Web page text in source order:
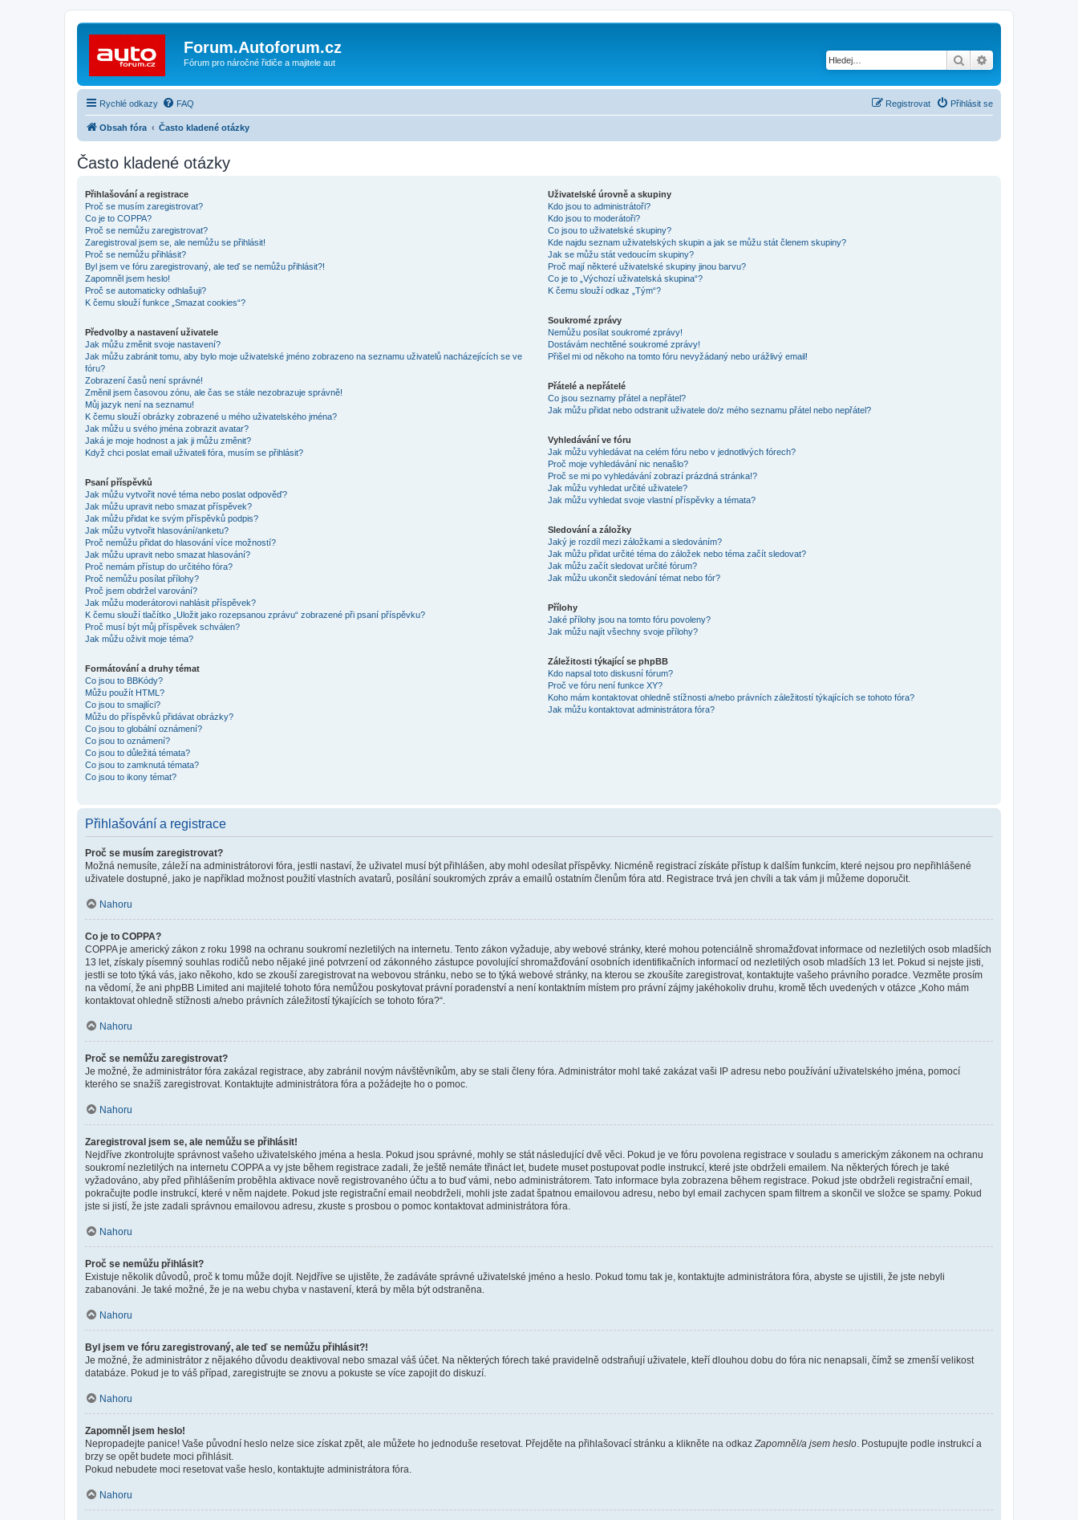
Forum.Autoforum.cz
Fórum pro náročné řidiče a majitele aut Hledat
Rychlé odkazy FAQ Přihlásit se
Registrovat
Obsah fóra Často kladené otázky
Často kladené otázky
Přihlašování a registrace
Proč se musím zaregistrovat?
Co je to COPPA?
Proč se nemůžu zaregistrovat?
Zaregistroval jsem se, ale nemůžu se přihlásit!
Proč se nemůžu přihlásit?
Byl jsem ve fóru zaregistrovaný, ale teď se nemůžu přihlásit?!
Zapomněl jsem heslo!
Proč se automaticky odhlašuji?
K čemu slouží funkce „Smazat cookies“?
Předvolby a nastavení uživatele
Jak můžu změnit svoje nastavení?
Jak můžu zabránit tomu, aby bylo moje uživatelské jméno zobrazeno na seznamu uživatelů nacházejících se ve
fóru?
Zobrazení časů není správné!
Změnil jsem časovou zónu, ale čas se stále nezobrazuje správně!
Můj jazyk není na seznamu!
K čemu slouží obrázky zobrazené u mého uživatelského jména?
Jak můžu u svého jména zobrazit avatar?
Jaká je moje hodnost a jak ji můžu změnit?
Když chci poslat email uživateli fóra, musím se přihlásit?
Psaní příspěvků
Jak můžu vytvořit nové téma nebo poslat odpověď?
Jak můžu upravit nebo smazat příspěvek?
Jak můžu přidat ke svým příspěvků podpis?
Jak můžu vytvořit hlasování/anketu?
Proč nemůžu přidat do hlasování více možností?
Jak můžu upravit nebo smazat hlasování?
Proč nemám přístup do určitého fóra?
Proč nemůžu posílat přílohy?
Proč jsem obdržel varování?
Jak můžu moderátorovi nahlásit příspěvek?
K čemu slouží tlačítko „Uložit jako rozepsanou zprávu“ zobrazené při psaní příspěvku?
Proč musí být můj příspěvek schválen?
Jak můžu oživit moje téma?
Formátování a druhy témat
Co jsou to BBKódy?
Můžu použít HTML?
Co jsou to smajlíci?
Můžu do příspěvků přidávat obrázky?
Co jsou to globální oznámení?
Co jsou to oznámení?
Co jsou to důležitá témata?
Co jsou to zamknutá témata?
Co jsou to ikony témat?
Uživatelské úrovně a skupiny
Kdo jsou to administrátoři?
Kdo jsou to moderátoři?
Co jsou to uživatelské skupiny?
Kde najdu seznam uživatelských skupin a jak se můžu stát členem skupiny?
Jak se můžu stát vedoucím skupiny?
Proč mají některé uživatelské skupiny jinou barvu?
Co je to „Výchozí uživatelská skupina“?
K čemu slouží odkaz „Tým“?
Soukromé zprávy
Nemůžu posílat soukromé zprávy!
Dostávám nechtěné soukromé zprávy!
Přišel mi od někoho na tomto fóru nevyžádaný nebo urážlivý email!
Přátelé a nepřátelé
Co jsou seznamy přátel a nepřátel?
Jak můžu přidat nebo odstranit uživatele do/z mého seznamu přátel nebo nepřátel?
Vyhledávání ve fóru
Jak můžu vyhledávat na celém fóru nebo v jednotlivých fórech?
Proč moje vyhledávání nic nenašlo?
Proč se mi po vyhledávání zobrazí prázdná stránka!?
Jak můžu vyhledat určité uživatele?
Jak můžu vyhledat svoje vlastní příspěvky a témata?
Sledování a záložky
Jaký je rozdíl mezi záložkami a sledováním?
Jak můžu přidat určité téma do záložek nebo téma začít sledovat?
Jak můžu začít sledovat určité fórum?
Jak můžu ukončit sledování témat nebo fór?
Přílohy
Jaké přílohy jsou na tomto fóru povoleny?
Jak můžu najít všechny svoje přílohy?
Záležitosti týkající se phpBB
Kdo napsal toto diskusní fórum?
Proč ve fóru není funkce XY?
Koho mám kontaktovat ohledně stížnosti a/nebo právních záležitostí týkajících se tohoto fóra?
Jak můžu kontaktovat administrátora fóra?
Přihlašování a registrace
Proč se musím zaregistrovat?
Možná nemusíte, záleží na administrátorovi fóra, jestli nastaví, že uživatel musí být přihlášen, aby mohl odesílat příspěvky. Nicméně registrací získáte přístup k dalším funkcím, které nejsou pro nepřihlášené
uživatele dostupné, jako je například možnost použití vlastních avatarů, posílání soukromých zpráv a emailů ostatním členům fóra atd. Registrace trvá jen chvíli a tak vám ji můžeme doporučit.
Nahoru
Co je to COPPA?
COPPA je americký zákon z roku 1998 na ochranu soukromí nezletilých na internetu. Tento zákon vyžaduje, aby webové stránky, které mohou potenciálně shromažďovat informace od nezletilých osob mladších
13 let, získaly písemný souhlas rodičů nebo nějaké jiné potvrzení od zákonného zástupce povolující shromažďování osobních identifikačních informací od nezletilých osob mladších 13 let. Pokud si nejste jisti,
jestli se toto týká vás, jako někoho, kdo se zkouší zaregistrovat na webovou stránku, nebo se to týká webové stránky, na kterou se zkoušíte zaregistrovat, kontaktujte vašeho právního poradce. Vezměte prosím
na vědomí, že ani phpBB Limited ani majitelé tohoto fóra nemůžou poskytovat právní poradenství a není kontaktním místem pro právní zájmy jakéhokoliv druhu, kromě těch uvedených v otázce „Koho mám
kontaktovat ohledně stížnosti a/nebo právních záležitostí týkajících se tohoto fóra?“.
Nahoru
Proč se nemůžu zaregistrovat?
Je možné, že administrátor fóra zakázal registrace, aby zabránil novým návštěvníkům, aby se stali členy fóra. Administrátor mohl také zakázat vaši IP adresu nebo používání uživatelského jména, pomocí
kterého se snažíš zaregistrovat. Kontaktujte administrátora fóra a požádejte ho o pomoc.
Nahoru
Zaregistroval jsem se, ale nemůžu se přihlásit!
Nejdříve zkontrolujte správnost vašeho uživatelského jména a hesla. Pokud jsou správné, mohly se stát následující dvě věci. Pokud je ve fóru povolena registrace v souladu s americkým zákonem na ochranu
soukromí nezletilých na internetu COPPA a vy jste během registrace zadali, že ještě nemáte třináct let, budete muset postupovat podle instrukcí, které jste obdrželi emailem. Na některých fórech je také
vyžadováno, aby před přihlášením proběhla aktivace nově registrovaného účtu a to buď vámi, nebo administrátorem. Tato informace byla zobrazena během registrace. Pokud jste obdrželi registrační email,
pokračujte podle instrukcí, které v něm najdete. Pokud jste registrační email neobdrželi, mohli jste zadat špatnou emailovou adresu, nebo byl email zachycen spam filtrem a skončil ve složce se spamy. Pokud
jste si jistí, že jste zadali správnou emailovou adresu, zkuste s prosbou o pomoc kontaktovat administrátora fóra.
Nahoru
Proč se nemůžu přihlásit?
Existuje několik důvodů, proč k tomu může dojít. Nejdříve se ujistěte, že zadáváte správné uživatelské jméno a heslo. Pokud tomu tak je, kontaktujte administrátora fóra, abyste se ujistili, že jste nebyli
zabanováni. Je také možné, že je na webu chyba v nastavení, která by měla být odstraněna.
Nahoru
Byl jsem ve fóru zaregistrovaný, ale teď se nemůžu přihlásit?!
Je možné, že administrátor z nějakého důvodu deaktivoval nebo smazal váš účet. Na některých fórech také pravidelně odstraňují uživatele, kteří dlouhou dobu do fóra nic nenapsali, čímž se zmenší velikost
databáze. Pokud je to váš případ, zaregistrujte se znovu a pokuste se více zapojit do diskuzí.
Nahoru
Zapomněl jsem heslo!
Nepropadejte panice! Vaše původní heslo nelze sice získat zpět, ale můžete ho jednoduše resetovat. Přejděte na přihlašovací stránku a klikněte na odkaz Zapomněl/a jsem heslo . Postupujte podle instrukcí a
brzy se opět budete moci přihlásit.
Pokud nebudete moci resetovat vaše heslo, kontaktujte administrátora fóra.
Nahoru